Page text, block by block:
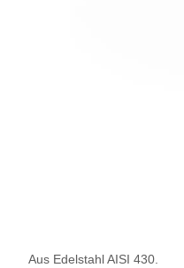
Aus Edelstahl AISI 430.